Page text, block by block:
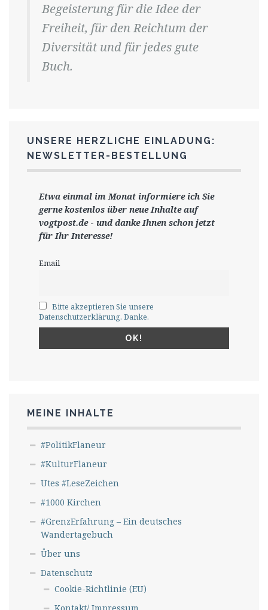
Begeisterung für die Idee der
Freiheit, für den Reichtum der
Diversität und für jedes gute
Buch.
UNSERE HERZLICHE EINLADUNG:
NEWSLETTER-BESTELLUNG
Etwa einmal im Monat informiere ich Sie
gernekostenlos über neue Inhalte auf
vogtpost.de- und danke Ihnen schon jetzt
für Ihr Interesse!
Email
Bitte akzeptieren Sie unsere
Datenschutzerklärung. Danke.
MEINE INHALTE
#PolitikFlaneur
#KulturFlaneur
Utes #LeseZeichen
#1000 Kirchen
#GrenzErfahrung – Ein deutsches
Wandertagebuch
Über uns
Datenschutz
Cookie-Richtlinie (EU)